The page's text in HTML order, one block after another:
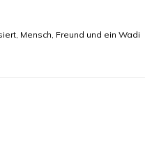
Mensch, Freund und ein Wadi